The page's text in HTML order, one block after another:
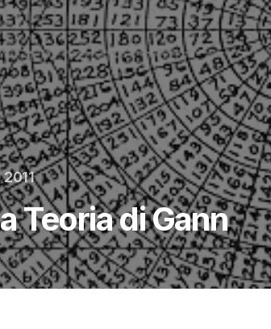
Teoria di Gann